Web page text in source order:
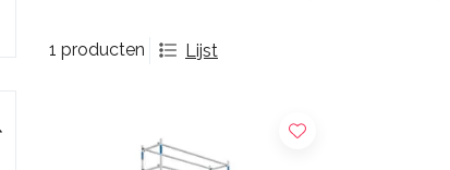
1 producten Lijst